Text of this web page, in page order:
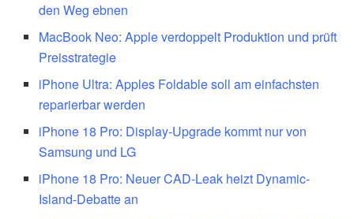
den Weg ebnen
MacBook Neo: Apple verdoppelt Produktion und prüft
Preisstrategie
iPhone Ultra: Apples Foldable soll am einfachsten
reparierbar werden
iPhone 18 Pro: Display-Upgrade kommt nur von
Samsung und LG
iPhone 18 Pro: Neuer CAD-Leak heizt Dynamic-
Island-Debatte an